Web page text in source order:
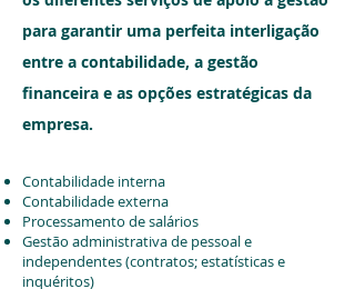
Contabilidade interna
Contabilidade externa
Processamento de salários
Gestão administrativa de pessoal e
independentes (contratos; estatísticas e
inquéritos)
para garantir uma perfeita interligação
entre a contabilidade, a gestão
financeira e as opções estratégicas da
empresa.